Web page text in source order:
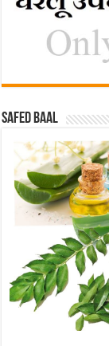
Safed baal